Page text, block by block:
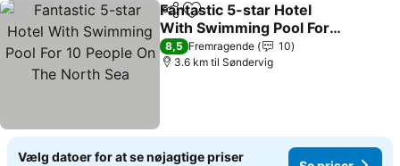
Del Føj til favoritter
Fantastic 5-star Hotel
With Swimming Pool For
10 People On The North
Sea
Se priser
8,5 Fremragende
10
3.6 km til Søndervig
Vælg datoer for at se nøjagtige priser